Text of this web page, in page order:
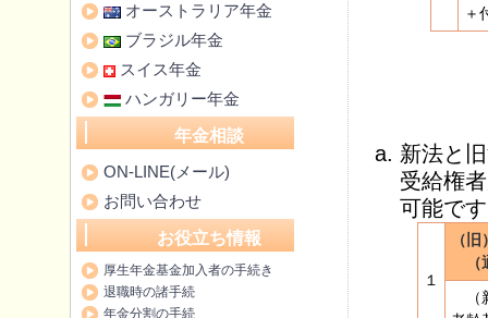
＋
新法と
受給権
可能で
１
（
（
オーストラリア年金
ブラジル年金
スイス年金
ハンガリー年金
年金相談
ON-LINE(メール)
お問い合わせ
お役立ち情報
厚生年金基金加入者の手続き
退職時の諸手続
年金分割の手続